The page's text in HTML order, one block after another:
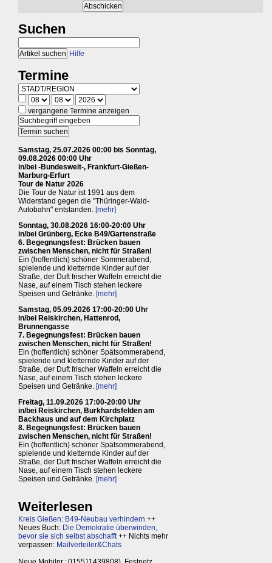
Suchen
Hilfe
Termine
vergangene Termine anzeigen
Samstag, 25.07.2026 00:00 bis Sonntag,
09.08.2026 00:00 Uhr
in/bei -Bundesweit-, Frankfurt-Gießen-
Marburg-Erfurt
Tour de Natur 2026
Die Tour de Natur ist 1991 aus dem
Widerstand gegen die "Thüringer-Wald-
Autobahn" entstanden. [mehr]
Sonntag, 30.08.2026 16:00-20:00 Uhr
in/bei Grünberg, Ecke B49/Gartenstraße
6. Begegnungsfest: Brücken bauen
zwischen Menschen, nicht für Straßen!
Ein (hoffentlich) schöner Sommerabend,
spielende und kletternde Kinder auf der
Straße, der Duft frischer Waffeln erreicht die
Nase, auf einem Tisch stehen leckere
Speisen und Getränke. [mehr]
Samstag, 05.09.2026 17:00-20:00 Uhr
in/bei Reiskirchen, Hattenrod,
Brunnengasse
7. Begegnungsfest: Brücken bauen
zwischen Menschen, nicht für Straßen!
Ein (hoffentlich) schöner Spätsommerabend,
spielende und kletternde Kinder auf der
Straße, der Duft frischer Waffeln erreicht die
Nase, auf einem Tisch stehen leckere
Speisen und Getränke. [mehr]
Freitag, 11.09.2026 17:00-20:00 Uhr
in/bei Reiskirchen, Burkhardsfelden am
Backhaus und auf dem Kirchplatz
8. Begegnungsfest: Brücken bauen
zwischen Menschen, nicht für Straßen!
Ein (hoffentlich) schöner Spätsommerabend,
spielende und kletternde Kinder auf der
Straße, der Duft frischer Waffeln erreicht die
Nase, auf einem Tisch stehen leckere
Speisen und Getränke. [mehr]
Weiterlesen
Kreis Gießen: B49-Neubau verhindern ++
Neues Buch: Die Demokratie überwinden,
bevor sie sich selbst abschafft++ Nichts mehr
verpassen: Mailverteiler&Chats